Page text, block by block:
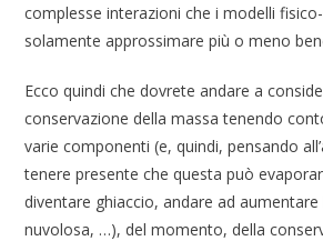
complesse interazioni che i modelli
solamente approssimare più o meno
Ecco quindi che dovrete andare a
conservazione della massa tenendo
varie componenti (e, quindi, pensando
tenere presente che questa può
diventare ghiaccio, andare ad
nuvolosa, …), del momento, della